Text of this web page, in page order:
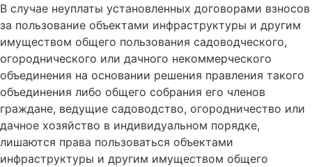
В случае неуплаты установленных договорами взносов
за пользование объектами инфраструктуры и другим
имуществом общего пользования садоводческого,
огороднического или дачного некоммерческого
объединения на основании решения правления такого
объединения либо общего собрания его членов
граждане, ведущие садоводство, огородничество или
дачное хозяйство в индивидуальном порядке,
лишаются права пользоваться объектами
инфраструктуры и другим имуществом общего